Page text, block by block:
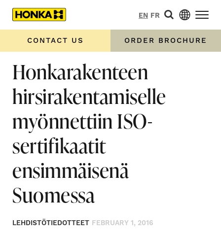
EN FR
CONTACT US ORDER BROCHURE
Honkarakenteen
hirsirakentamiselle
myönnettiin ISO-
sertifikaatit
ensimmäisenä
Suomessa
LEHDISTÖTIEDOTTEET FEBRUARY 1, 2016